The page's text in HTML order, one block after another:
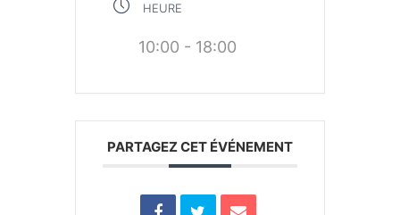
HEURE
10:00 - 18:00
PARTAGEZ CET ÉVÉNEMENT